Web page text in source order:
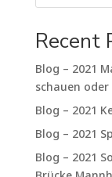
Recent
Blog – 2021
schauen oder
Blog – 2021
Blog – 2021
Blog – 2021